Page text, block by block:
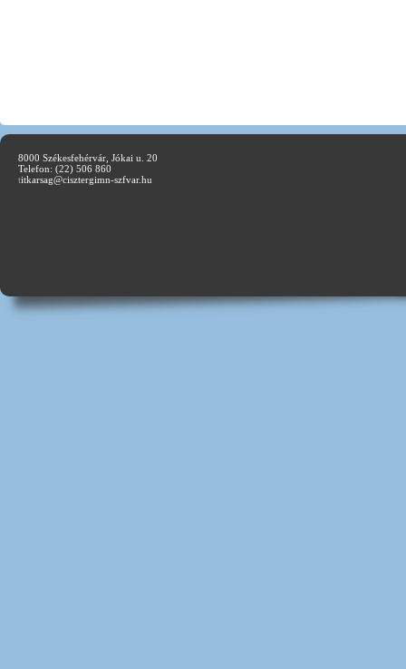
8000 Székesfehérvár, Jókai u. 20
Telefon: (22) 506 860
titkarsag@cisztergimn-szfvar.hu